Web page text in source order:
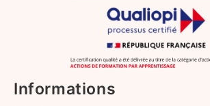
Informations